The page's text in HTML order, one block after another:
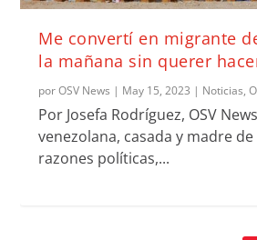
Me convertí en migrante
la mañana sin querer
porOSV News | May 15, 2023 | Noticias,
Por Josefa Rodríguez, OSV
venezolana, casada y madre
razones políticas,...